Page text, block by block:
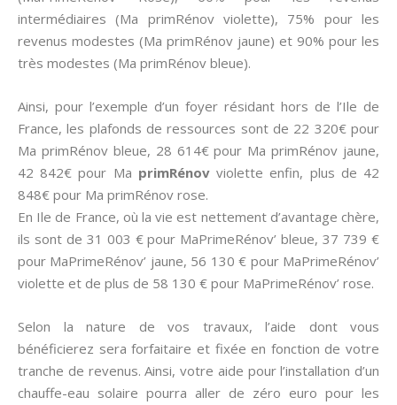
intermédiaires (Ma primRénov violette), 75% pour les
revenus modestes (Ma primRénov jaune) et 90% pour les
très modestes (Ma primRénov bleue).
Ainsi, pour l’exemple d’un foyer résidant hors de l’Ile de
France, les plafonds de ressources sont de 22 320€ pour
Ma primRénov bleue, 28 614€ pour Ma primRénov jaune,
42 842€ pour Ma primRénovviolette enfin, plus de 42
848€ pour Ma primRénov rose.
En Ile de France, où la vie est nettement d’avantage chère,
ils sont de 31 003 € pour MaPrimeRénov’ bleue, 37 739 €
pour MaPrimeRénov’ jaune, 56 130 € pour MaPrimeRénov’
violette et de plus de 58 130 € pour MaPrimeRénov’ rose.
Selon la nature de vos travaux, l’aide dont vous
bénéficierez sera forfaitaire et fixée en fonction de votre
tranche de revenus. Ainsi, votre aide pour l’installation d’un
chauffe-eau solaire pourra aller de zéro euro pour les